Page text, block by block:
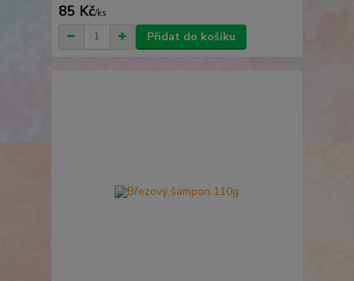
85 Kč/ks
Přidat do košíku